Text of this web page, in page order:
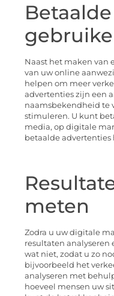
Naast het maken van
van uw online
helpen om meer
advertenties zijn een
naamsbekendheid te
stimuleren. U kunt
media, op digitale
betaalde advertenties
meten
Zodra u uw digitale
resultaten analyseren
wat niet, zodat u zo
bijvoorbeeld het
analyseren met
hoeveel mensen uw